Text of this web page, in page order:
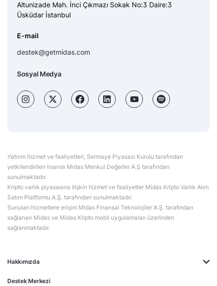
Hakkımızda
Destek Merkezi
Altunizade Mah. İnci Çıkmazı Sokak No:3 Daire:3
Üsküdar İstanbul
E-mail
destek@getmidas.com
Sosyal Medya
Yatırım hizmet ve faaliyetleri, Sermaye Piyasası Kurulu tarafından
yetkilendirilen lisanslı Midas Menkul Değerler A.Ş tarafından
sunulmaktadır.
Kripto varlık piyasasına ilişkin hizmet ve faaliyetler Midas Kripto Varlık Alım
Satım Platformu A.Ş. tarafından sunulmaktadır.
Sunulan hizmetlere erişim Midas Finansal Teknolojiler A.Ş. tarafından
sağlanan Midas ve Midas Kripto mobil uygulamaları üzerinden
sağlanmaktadır.